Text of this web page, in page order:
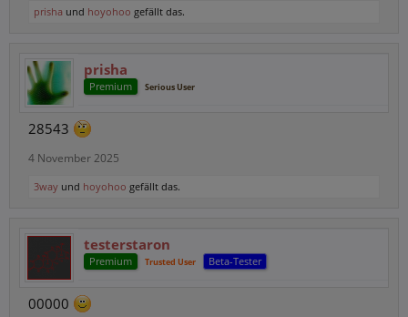
prisha und hoyohoo gefällt das.
prisha
Premium Serious User
28543
4 November 2025
3way und hoyohoo gefällt das.
testerstaron
Premium Trusted User Beta-Tester
00000